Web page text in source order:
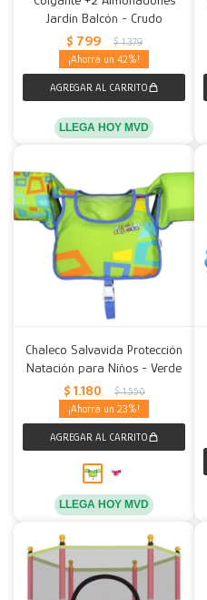
Jardín Balcón - Crudo
$ 799 $ 1.379
42
LLEGA HOY MVD
Chaleco Salvavida Protección
Natación para Niños - Verde
$ 1.180 $ 1.550
23
LLEGA HOY MVD